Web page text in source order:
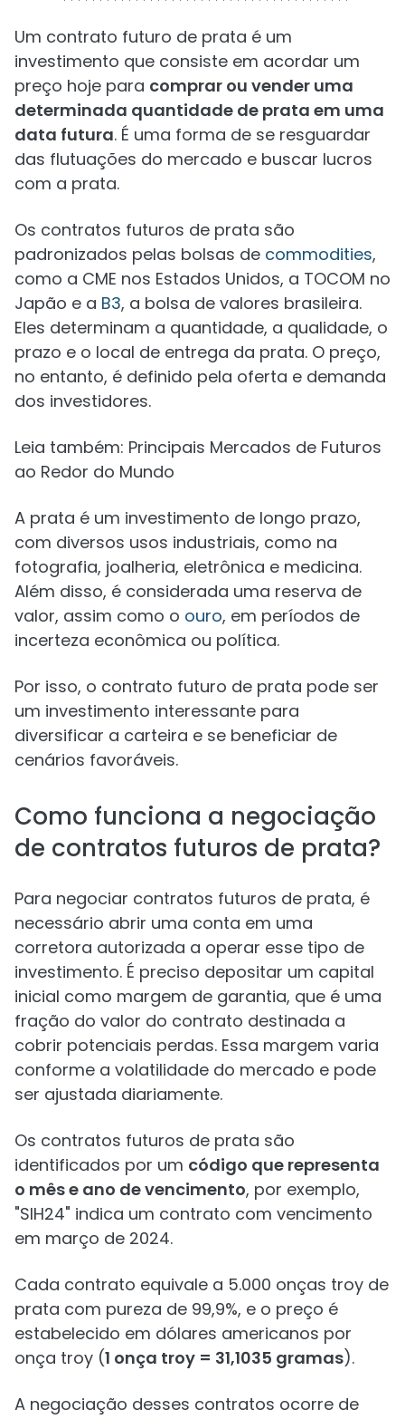
Um contrato futuro de prata é um
investimento que consiste em acordar um
preço hoje para comprar ou vender uma
determinada quantidade de prata em uma
data futura. É uma forma de se resguardar
das flutuações do mercado e buscar lucros
com a prata.
Os contratos futuros de prata são
padronizados pelas bolsas de commodities,
como a CME nos Estados Unidos, a TOCOM no
Japão e a B3, a bolsa de valores brasileira.
Eles determinam a quantidade, a qualidade, o
prazo e o local de entrega da prata. O preço,
no entanto, é definido pela oferta e demanda
dos investidores.
Leia também: Principais Mercados de Futuros
ao Redor do Mundo
A prata é um investimento de longo prazo,
com diversos usos industriais, como na
fotografia, joalheria, eletrônica e medicina.
Além disso, é considerada uma reserva de
valor, assim como o ouro, em períodos de
incerteza econômica ou política.
Por isso, o contrato futuro de prata pode ser
um investimento interessante para
diversificar a carteira e se beneficiar de
cenários favoráveis.
Como funciona a negociação
de contratos futuros de prata?
Para negociar contratos futuros de prata, é
necessário abrir uma conta em uma
corretora autorizada a operar esse tipo de
investimento. É preciso depositar um capital
inicial como margem de garantia, que é uma
fração do valor do contrato destinada a
cobrir potenciais perdas. Essa margem varia
conforme a volatilidade do mercado e pode
ser ajustada diariamente.
Os contratos futuros de prata são
identificados por um código que representa
o mês e ano de vencimento, por exemplo,
"SIH24" indica um contrato com vencimento
em março de 2024.
Cada contrato equivale a 5.000 onças troy de
prata com pureza de 99,9%, e o preço é
estabelecido em dólares americanos por
onça troy (1 onça troy = 31,1035 gramas).
A negociação desses contratos ocorre de